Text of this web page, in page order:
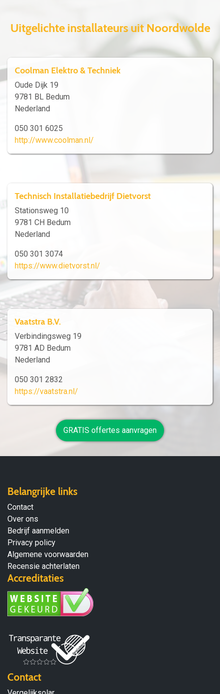
Uitgelichte installateurs uit Noordwolde
Coolman Elektro & Techniek
Oude Dijk 19
9781 BL Bedum
Nederland
050 301 6025
http://www.coolman.nl/
Technisch Installatiebedrijf Dietvorst
Stationsweg 10
9781 CH Bedum
Nederland
050 301 3074
https://www.dietvorst.nl/
Vaatstra B.V.
Verbindingsweg 19
9781 AD Bedum
Nederland
050 301 2832
https://vaatstra.nl/
GRATIS offertes aanvragen
Belangrijke links
Contact
Over ons
Bedrijf aanmelden
Privacy policy
Algemene voorwaarden
Recensie achterlaten
Accreditaties
Contact